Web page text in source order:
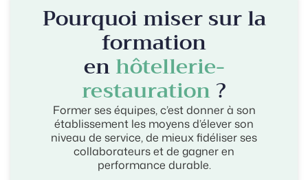
Pourquoi miser sur la
formation
enhôtellerie-
restauration?
Former ses équipes, c’est donner à son
établissement les moyens d’élever son
niveau de service, de mieux fidéliser ses
collaborateurs et de gagner en
performance durable.